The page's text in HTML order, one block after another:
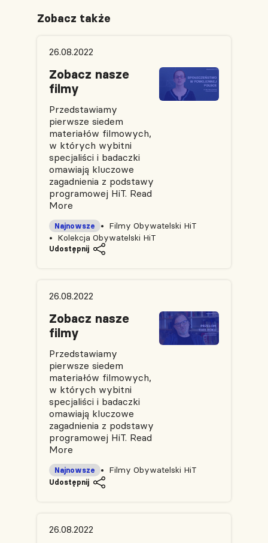
Zobacz także
26.08.2022
Zobacz nasze
filmy
Przedstawiamy
pierwsze siedem
materiałów filmowych,
w których wybitni
specjaliści i badaczki
omawiają kluczowe
zagadnienia z podstawy
programowej HiT. Read
More
Filmy Obywatelski HiT
Najnowsze
Kolekcja Obywatelski HiT
Udostępnij
26.08.2022
Zobacz nasze
filmy
Przedstawiamy
pierwsze siedem
materiałów filmowych,
w których wybitni
specjaliści i badaczki
omawiają kluczowe
zagadnienia z podstawy
programowej HiT. Read
More
Filmy Obywatelski HiT
Najnowsze
Udostępnij
26.08.2022